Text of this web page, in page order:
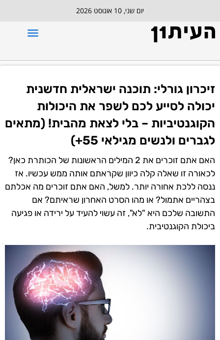
יום שני, 10 אוגוסט 2026
זיכרון גורלי: תוכנה ישראלית חדשנית
יכולה לסייע לכם לשפר את היכולות
הקוגנטיביות – בלי לצאת מהבית! (מתאים
לגברים ולנשים מגילאי 55+)
האם אתם זוכרים את 2 המילים הראשונות של הכותרת כאן?
לכאורה זו שאלה קלה כיוון שקראתם אותה ממש עכשיו. אז
ננסה ללכת אחורה יותר. למשל, האם אתם זוכרים מה אכלתם
בצהריים אתמול? או מהו הסרט האחרון שראיתם? אם
התשובה שלכם היא "לא", זה עשוי להעיד על ירידה או פגיעה
ביכולת הקוגנטיבית.